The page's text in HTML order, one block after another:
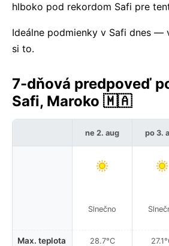
hlboko pod rekordom Safi pre
Ideálne podmienky v Safi dnes —
si to.
7-dňová predpoveď
Safi, Maroko 🇲🇦
Max. teplota
ne 2. aug
Slnečno
28.7°C
po 3.